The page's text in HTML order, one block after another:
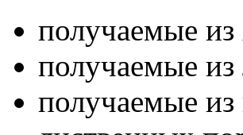
получаемые
получаемые
получаемые